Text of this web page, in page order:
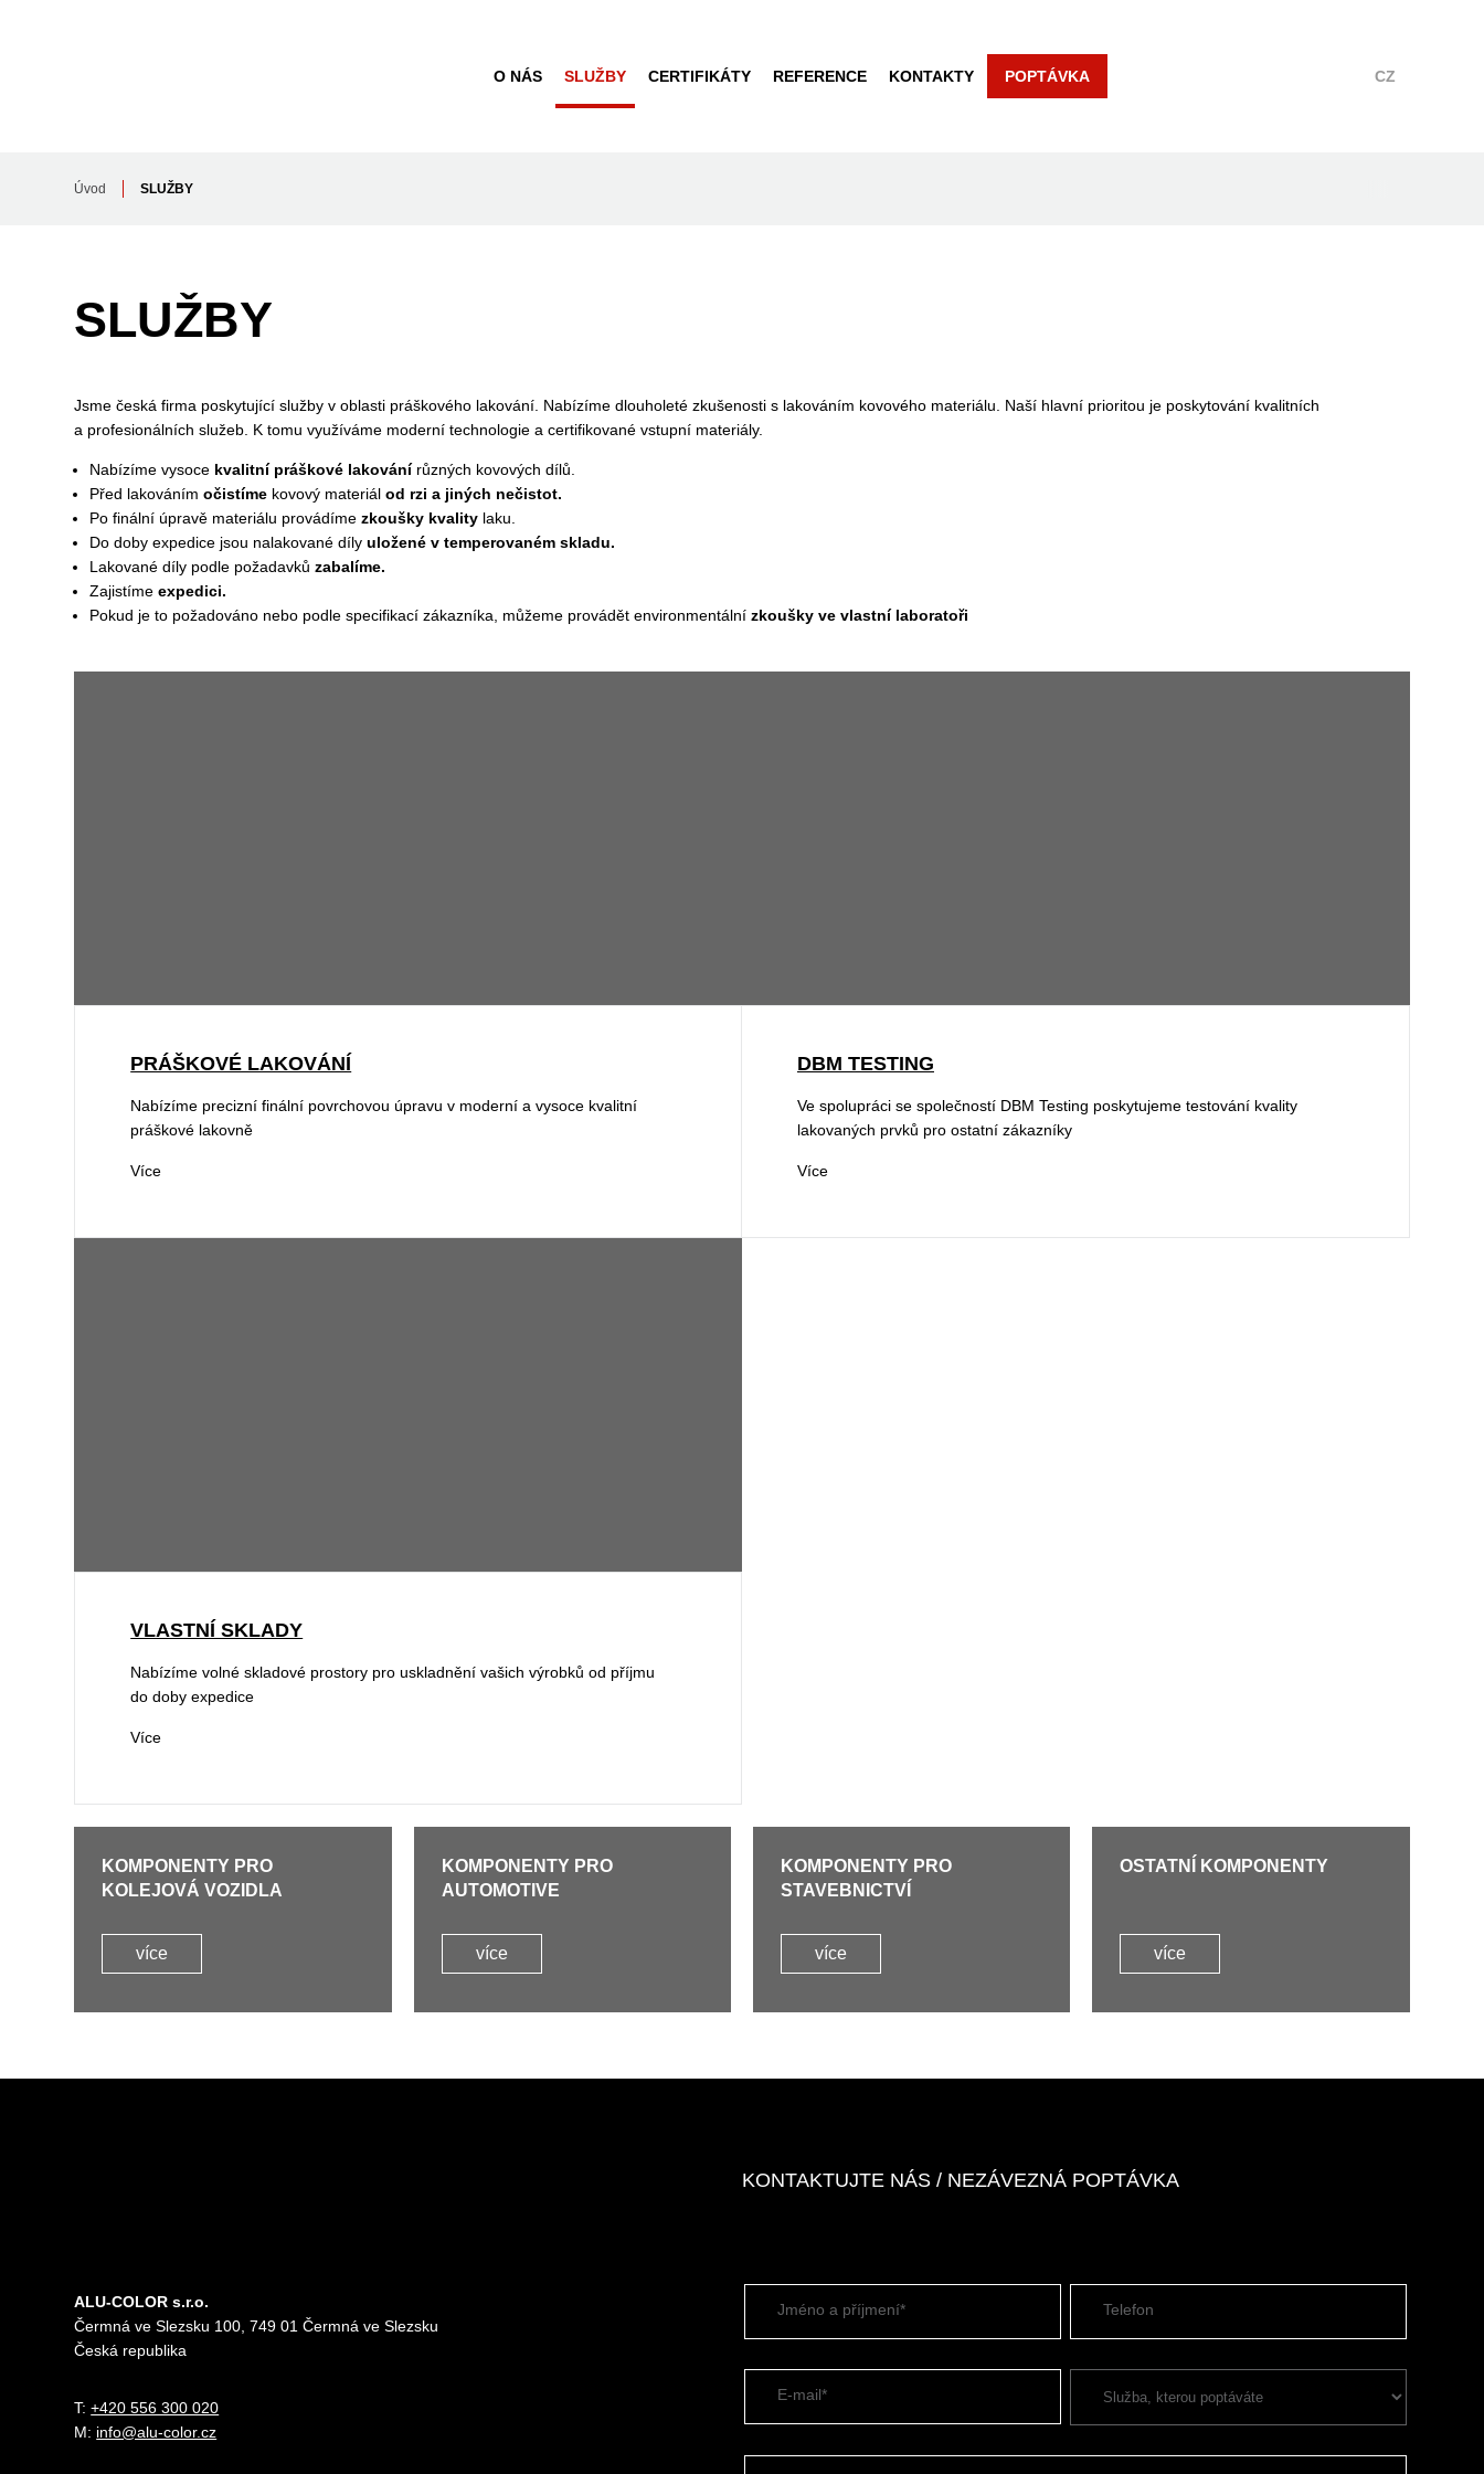
O NÁS SLUŽBY CERTIFIKÁTY REFERENCE KONTAKTY POPTÁVKA CZ
Úvod SLUŽBY
SLUŽBY
Jsme česká firma poskytující služby v oblasti práškového lakování. Nabízíme dlouholeté zkušenosti s lakováním kovového materiálu. Naší hlavní prioritou je poskytování kvalitních
a profesionálních služeb. K tomu využíváme moderní technologie a certifikované vstupní materiály.
Nabízíme vysoce kvalitní práškové lakovánírůzných kovových dílů.
Před lakovánímočistíme kovový materiálod rzi a jiných nečistot.
Po finální úpravě materiálu provádímezkoušky kvality laku.
Do doby expedice jsou nalakované dílyuložené v temperovaném skladu.
Lakované díly podle požadavků zabalíme.
Zajistímeexpedici.
Pokud je to požadováno nebo podle specifikací zákazníka, můžeme provádět environmentálnízkoušky ve vlastní laboratoři
PRÁŠKOVÉ LAKOVÁNÍ
Nabízíme precizní finální povrchovou úpravu v moderní a vysoce kvalitní
práškové lakovně
Více
DBM TESTING
Ve spolupráci se společností DBM Testing poskytujeme testování kvality
lakovaných prvků pro ostatní zákazníky
Více
VLASTNÍ SKLADY
Nabízíme volné skladové prostory pro uskladnění vašich výrobků od příjmu
do doby expedice
Více
KOMPONENTY PRO
KOLEJOVÁ VOZIDLA
více
KOMPONENTY PRO
AUTOMOTIVE
více
KOMPONENTY PRO
STAVEBNICTVÍ
více
OSTATNÍ KOMPONENTY
více
ALU-COLOR s.r.o.
Čermná ve Slezsku 100, 749 01 Čermná ve Slezsku
Česká republika
T:+420 556 300 020
M: info@alu-color.cz
KONTAKTUJTE NÁS / NEZÁVEZNÁ POPTÁVKA
Jméno a příjmení* Telefon
E-mail*